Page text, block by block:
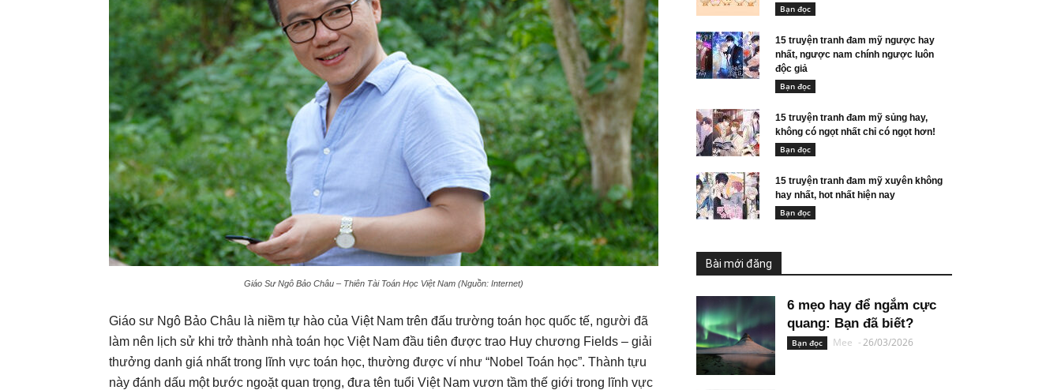
Giáo Sư Ngô Bảo Châu – Thiên Tài Toán Học Việt Nam (Nguồn: Internet)
Giáo sư Ngô Bảo Châu là niềm tự hào của Việt Nam trên đấu trường toán học quốc tế, người đã
làm nên lịch sử khi trở thành nhà toán học Việt Nam đầu tiên được trao Huy chương Fields – giải
thưởng danh giá nhất trong lĩnh vực toán học, thường được ví như “Nobel Toán học”. Thành tựu
này đánh dấu một bước ngoặt quan trọng, đưa tên tuổi Việt Nam vươn tầm thế giới trong lĩnh vực
Bạn đọc
15 truyện tranh đam mỹ ngược hay
nhất, ngược nam chính ngược luôn
độc giả
Bạn đọc
15 truyện tranh đam mỹ sủng hay,
không có ngọt nhất chỉ có ngọt hơn!
Bạn đọc
15 truyện tranh đam mỹ xuyên không
hay nhất, hot nhất hiện nay
Bạn đọc
Bài mới đăng
6 mẹo hay để ngắm cực
quang: Bạn đã biết?
Bạn đọc Mee -26/03/2026